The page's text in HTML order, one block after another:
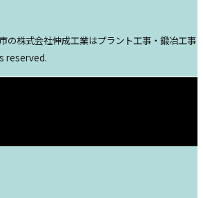
株式会社伸成工業はプラント工事・鍛冶工事
reserved.